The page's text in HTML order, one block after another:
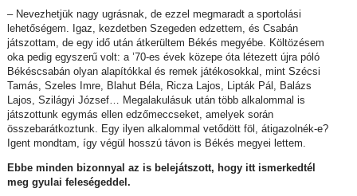
– Nevezhetjük nagy ugrásnak, de ezzel megmaradt a sportolási
lehetőségem. Igaz, kezdetben Szegeden edzettem, és Csabán
játszottam, de egy idő után átkerültem Békés megyébe. Költözésem
oka pedig egyszerű volt: a ’70-es évek közepe óta létezett újra póló
Békéscsabán olyan alapítókkal és remek játékosokkal, mint Szécsi
Tamás, Szeles Imre, Blahut Béla, Ricza Lajos, Lipták Pál, Balázs
Lajos, Szilágyi József… Megalakulásuk után több alkalommal is
játszottunk egymás ellen edzőmeccseket, amelyek során
összebarátkoztunk. Egy ilyen alkalommal vetődött föl, átigazolnék-e?
Igent mondtam, így végül hosszú távon is Békés megyei lettem.
Ebbe minden bizonnyal az is belejátszott, hogy itt ismerkedtél
meg gyulai feleségeddel.